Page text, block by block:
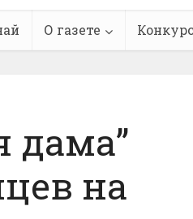
О газете
дама”
на